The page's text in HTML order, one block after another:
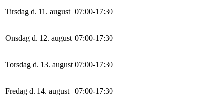
Tirsdag d. 11. august 07:00-17:30
Onsdag d. 12. august 07:00-17:30
Torsdag d. 13. august 07:00-17:30
Fredag d. 14. august 07:00-17:30